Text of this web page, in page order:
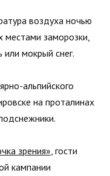
воздуха ночью
заморозки,
мокрый снег.
альпийского
на проталинах
зрения» , гости
кампании